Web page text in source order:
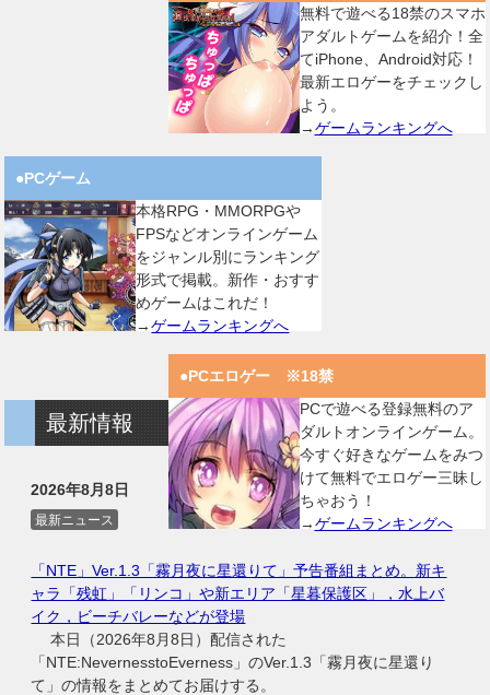
無料で遊べる18禁のスマホ
アダルトゲームを紹介！全
てiPhone、Android対応！
最新エロゲーをチェックし
よう。
→ゲームランキングへ
●PCゲーム
本格RPG・MMORPGや
FPSなどオンラインゲーム
をジャンル別にランキング
形式で掲載。新作・おすす
めゲームはこれだ！
→ゲームランキングへ
●PCエロゲー ※18禁
PCで遊べる登録無料のア
ダルトオンラインゲーム。
今すぐ好きなゲームをみつ
けて無料でエロゲー三昧し
ちゃおう！
→ゲームランキングへ
最新情報
2026年8月8日
最新ニュース
「NTE」Ver.1.3「霧月夜に星還りて」予告番組まとめ。新キ
ャラ「残虹」「リンコ」や新エリア「星暮保護区」，水上バ
イク，ビーチバレーなどが登場
本日（2026年8月8日）配信された
「NTE:NevernesstoEverness」のVer.1.3「霧月夜に星還り
て」の情報をまとめてお届けする。